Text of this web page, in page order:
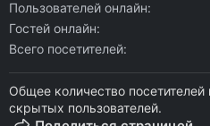
Пользователей онлайн
Гостей онлайн
Всего посетителей
Общее количество
скрытых пользователей.